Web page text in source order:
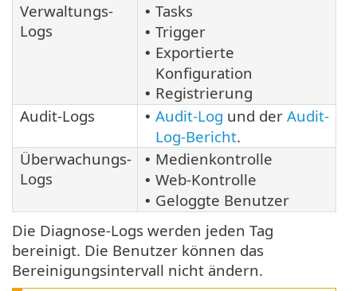
Verwaltungs-
Logs
• Tasks
• Trigger
• Exportierte
Konfiguration
• Registrierung
Audit-Logs
• Audit-Log und der Audit-
Log-Bericht.
Überwachungs-
Logs
• Medienkontrolle
• Web-Kontrolle
• Geloggte Benutzer
Die Diagnose-Logs werden jeden Tag
bereinigt. Die Benutzer können das
Bereinigungsintervall nicht ändern.